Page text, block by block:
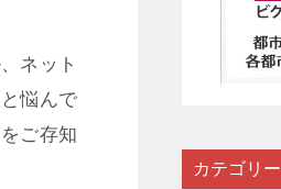
ネット
悩んで
ご存知
カテゴリー